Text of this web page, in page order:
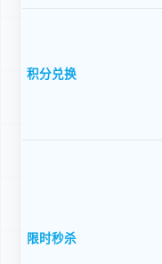
积分兑换
限时秒杀